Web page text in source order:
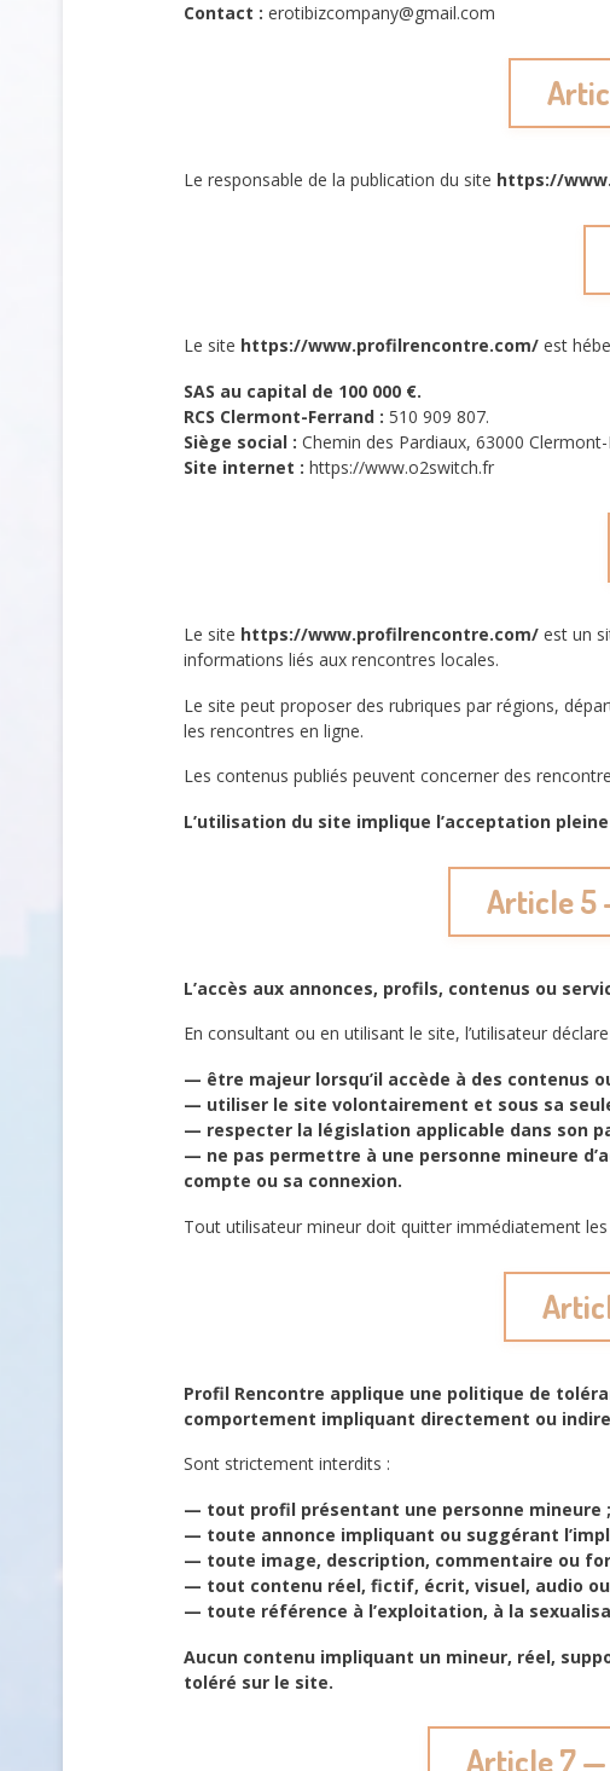
Contact : erotibizcompany@gmail.com
Le responsable de la publication du site https://
Le site https://www.profilrencontre.com/ est
SAS au capital de 100 000 €.
RCS Clermont-Ferrand : 510 909 807.
Siège social : Chemin des Pardiaux, 63000
Site internet : https://www.o2switch.fr
Le site https://www.profilrencontre.com/ est un
informations liés aux rencontres locales.
Le site peut proposer des rubriques par régions,
les rencontres en ligne.
Les contenus publiés peuvent concerner des
L’utilisation du site implique l’acceptation
Article 5
L’accès aux annonces, profils, contenus ou
En consultant ou en utilisant le site, l’utilisateur
— être majeur lorsqu’il accède à des contenus
— utiliser le site volontairement et sous sa
— respecter la législation applicable dans son
— ne pas permettre à une personne mineure
compte ou sa connexion.
Tout utilisateur mineur doit quitter immédiatement
Profil Rencontre applique une politique de
comportement impliquant directement ou
Sont strictement interdits :
— tout profil présentant une personne mineure ;
— toute annonce impliquant ou suggérant
— toute image, description, commentaire ou
— tout contenu réel, fictif, écrit, visuel, audio
— toute référence à l’exploitation, à la
Aucun contenu impliquant un mineur, réel,
toléré sur le site.
Article 7 —